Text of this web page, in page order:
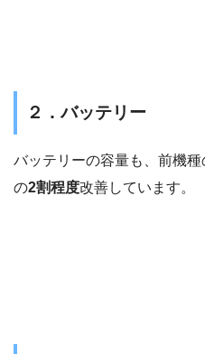
２．バッテリー
バッテリーの容量も、前機
の2割程度改善しています。